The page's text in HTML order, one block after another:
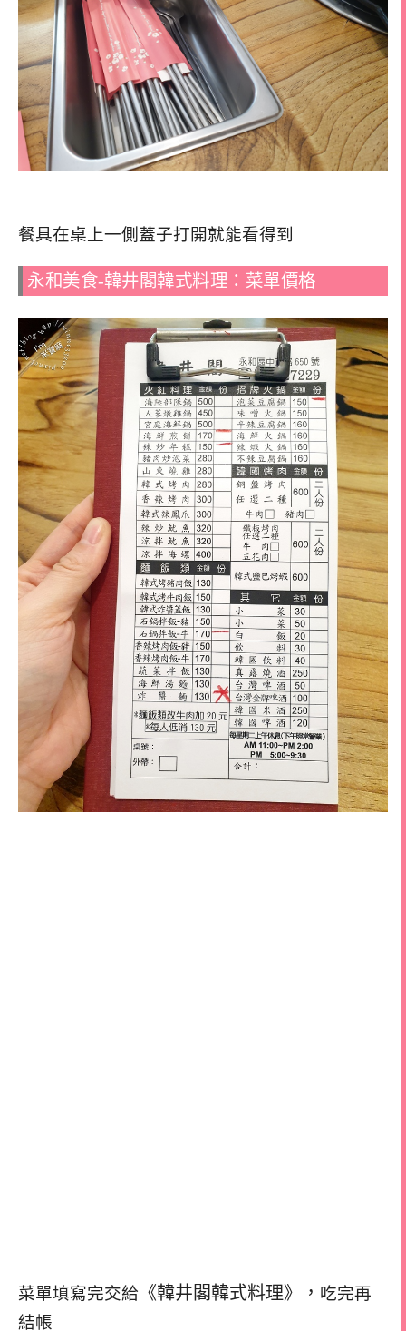
餐具在桌上一側蓋子打開就能看得到
永和美食-韓井閣韓式料理：菜單價格
菜單填寫完交給 《韓井閣韓式料理》， 吃完再
結帳